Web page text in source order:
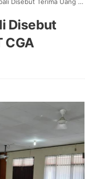
Disebut
CGA